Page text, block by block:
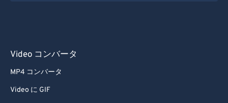
Video コンバータ
MP4 コンバータ
Video に GIF